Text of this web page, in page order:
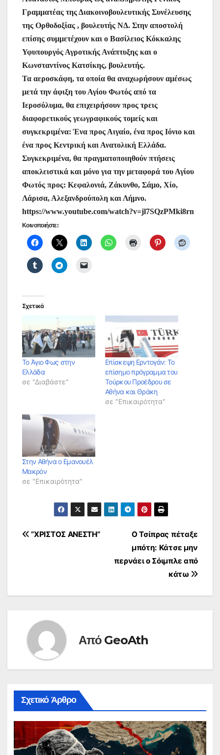
Γραμματέας της Διακοινοβουλευτικής Συνέλευσης
της Ορθοδοξίας , βουλευτής ΝΔ. Στην αποστολή
επίσης συμμετέχουν και ο Βασίλειος Κόκκαλης
Υφυπουργός Αγροτικής Ανάπτυξης και ο
Κωνσταντίνος Κατσίκης, βουλευτής.
Τα αεροσκάφη, τα οποία θα αναχωρήσουν αμέσως
μετά την άφιξη του Αγίου Φωτός από τα
Ιεροσόλυμα, θα επιχειρήσουν προς τρεις
διαφορετικούς γεωγραφικούς τομείς και
συγκεκριμένα: Ένα προς Αιγαίο, ένα προς Ιόνιο και
ένα προς Κεντρική και Ανατολική Ελλάδα.
Συγκεκριμένα, θα πραγματοποιηθούν πτήσεις
αποκλειστικά και μόνο για την μεταφορά του Αγίου
Φωτός προς: Κεφαλονιά, Ζάκυνθο, Σάμο, Χίο,
Λάρισα, Αλεξανδρούπολη και Λήμνο.
https://www.youtube.com/watch?v=jl7SQzPMki8rn
Κοινοποιήστε:
Σχετικά
Το Άγιο Φως στην
Ελλάδα
σε "Διαβάστε"
Επίσκεψη Ερντογάν: Το
επίσημο πρόγραμμα του
Τούρκου Προέδρου σε
Αθήνα και Θράκη
σε "Επικαιρότητα"
Στην Αθήνα ο Εμανουέλ
Μακρόν
σε "Επικαιρότητα"
Πλοήγηση
Ο Τσίπρας πέταξε
μπότη: Κάτσε μην
περνάει ο Σόιμπλε από
κάτω
”ΧΡΙΣΤΟΣ ΑΝΕΣΤΗ”
Από GeoAth
Σχετικό Άρθρο